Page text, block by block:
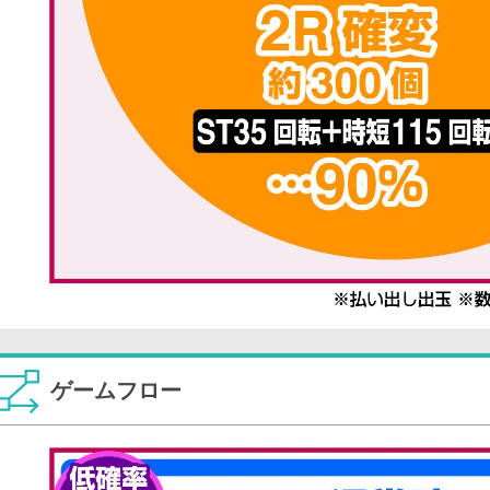
ゲームフロー